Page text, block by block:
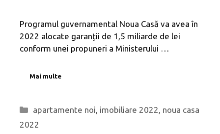
Programul guvernamental Noua Casă va avea în
2022 alocate garanții de 1,5 miliarde de lei
conform unei propuneri a Ministerului …
Mai multe
Categorii
apartamente noi, imobiliare 2022, noua casa
2022